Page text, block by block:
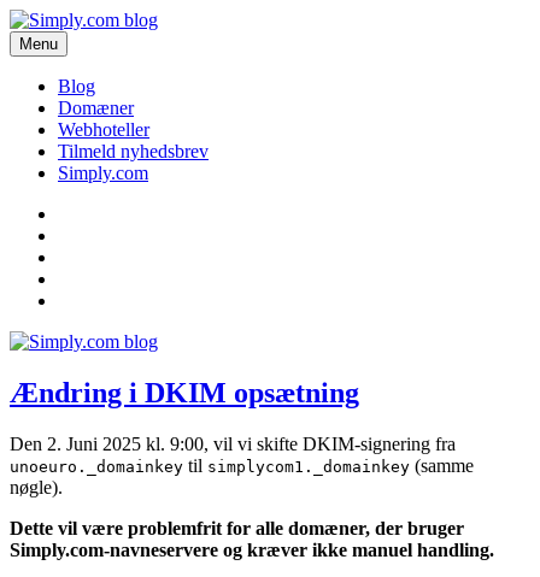
Videre
til
indhold
Simply.com blog
Få de seneste nyheder om domæner og webhoteller her.
Menu
Blog
Domæner
Webhoteller
Tilmeld nyhedsbrev
Simply.com
Ændring i DKIM opsætning
Den 2. Juni 2025 kl. 9:00, vil vi skifte DKIM-signering fra
unoeuro._domainkey til simplycom1._domainkey (samme
nøgle).
Dette vil være problemfrit for alle domæner, der bruger
Simply.com-navneservere og kræver ikke manuel handling.